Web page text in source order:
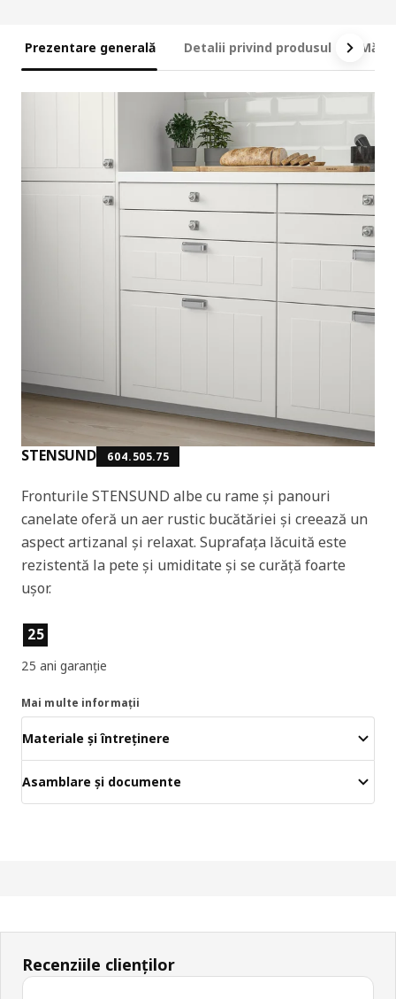
Prezentare generală Detalii privind produsul
STENSUND 604.505.75
Fronturile STENSUND albe cu rame și panouri
canelate oferă un aer rustic bucătăriei și creează un
aspect artizanal și relaxat. Suprafața lăcuită este
rezistentă la pete și umiditate și se curăță foarte
ușor.
Caracteristicile produselor
25
25 ani garanție
Mai multe informații
Materiale și întreținere
Asamblare și documente
Recenziile clienților